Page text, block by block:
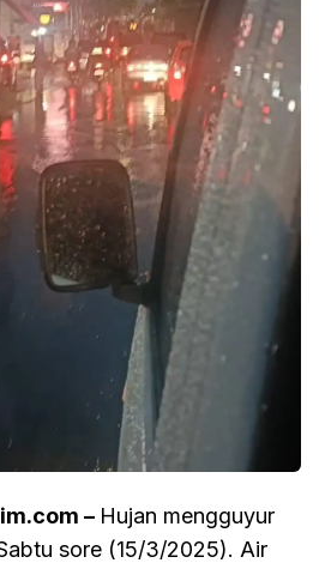
– Hujan mengguyur
sore (15/3/2025). Air